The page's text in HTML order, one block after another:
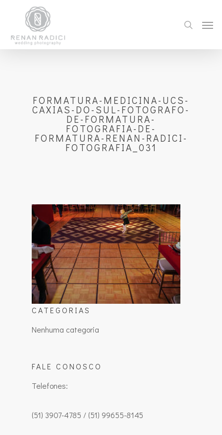
FORMATURA-MEDICINA-UCS-
CAXIAS-DO-SUL-FOTOGRAFO-
DE-FORMATURA-
FOTOGRAFIA-DE-
FORMATURA-RENAN-RADICI-
FOTOGRAFIA_031
CATEGORIAS
Nenhuma categoria
FALE CONOSCO
Telefones:
(51) 3907-4785 / (51) 99655-8145